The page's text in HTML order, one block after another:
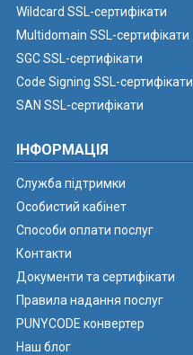
Wildcard SSL-сертифікати
Multidomain SSL-сертифікати
SGC SSL-сертифікати
Code Signing SSL-сертифікати
SAN SSL-сертифікати
ІНФОРМАЦІЯ
Служба підтримки
Особистий кабінет
Способи оплати послуг
Контакти
Документи та сертифікати
Правила надання послуг
PUNYCODE конвертер
Наш блог